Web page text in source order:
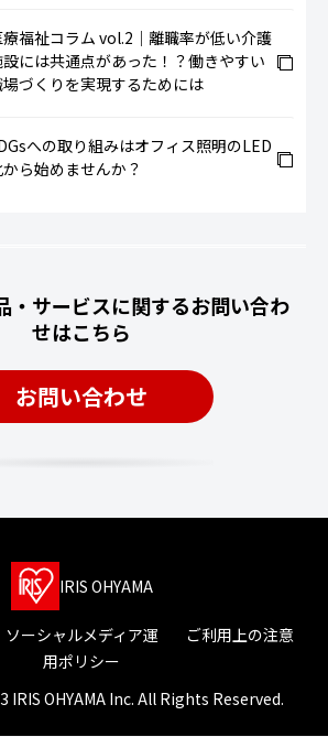
療福祉コラム vol.2｜離職率が低い介護
には共通点があった！？働きやすい
づくりを実現するためには
への取り組みはオフィス照明のLED
ら始めませんか？
・サービスに関するお問い合わ
せはこちら
お問い合わせ
IRIS OHYAMA
ソーシャルメディア運
用ポリシー
ご利用上の注意
OHYAMA Inc. All Rights Reserved.